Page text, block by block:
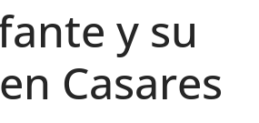
y su
Casares